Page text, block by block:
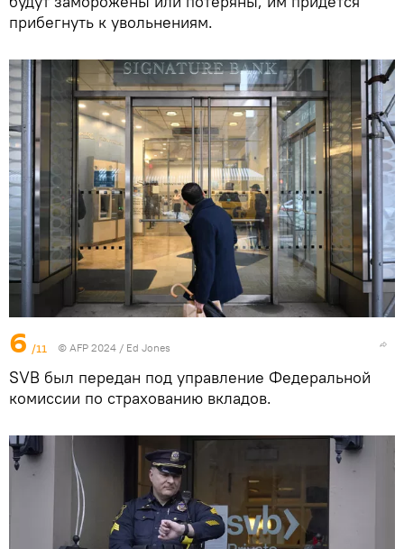
прибегнуть к увольнениям.
6 /11 © AFP 2024 / Ed Jones
SVB был передан под управление Федеральной
комиссии по страхованию вкладов.